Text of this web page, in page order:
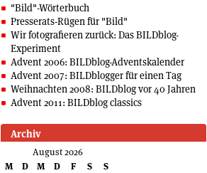
"Bild"-Wörterbuch
Presserats-Rügen für "Bild"
Wir fotografieren zurück: Das BILDblog-
Experiment
Advent 2006: BILDblog-Adventskalender
Advent 2007: BILDblogger für einen Tag
Weihnachten 2008: BILDblog vor 40 Jahren
Advent 2011: BILDblog classics
Archiv
August 2026
M
D M D F S
S